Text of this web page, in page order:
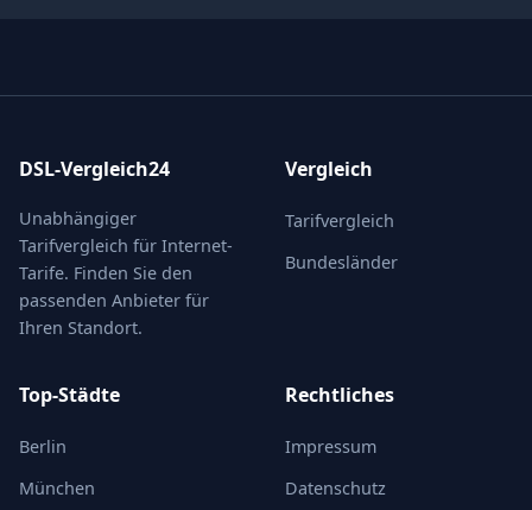
DSL-Vergleich24
Unabhängiger
Tarifvergleich für Internet-
Tarife. Finden Sie den
passenden Anbieter für
Ihren Standort.
Vergleich
Tarifvergleich
Bundesländer
Top-Städte
Berlin
München
Rechtliches
Impressum
Datenschutz